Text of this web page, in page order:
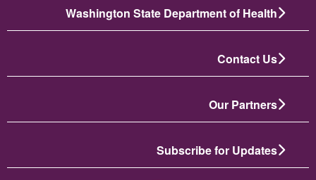
Washington State Department of Health
Contact Us
Our Partners
Subscribe for Updates